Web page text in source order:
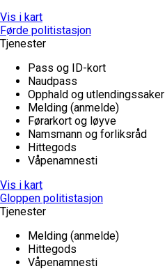
Vis i kart
Førde politistasjon
Tjenester
Pass og ID-kort
Naudpass
Opphald og utlendingssaker
Melding (anmelde)
Førarkort og løyve
Namsmann og forliksråd
Hittegods
Våpenamnesti
Vis i kart
Gloppen politistasjon
Tjenester
Melding (anmelde)
Hittegods
Våpenamnesti